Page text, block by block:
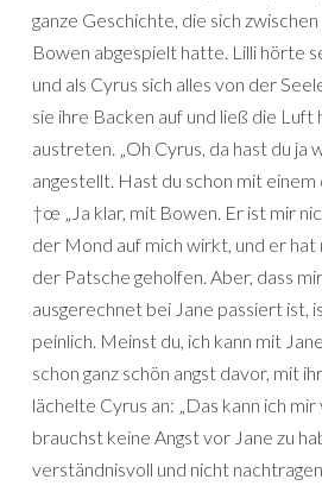
ganze Geschichte, die sich
Bowen abgespielt hatte. Lilli hörte
und als Cyrus sich alles von der
sie ihre Backen auf und ließ die
austreten. „Oh Cyrus, da hast du ja
angestellt. Hast du schon mit
†œ „Ja klar, mit Bowen. Er ist mir
der Mond auf mich wirkt, und er hat
der Patsche geholfen. Aber, dass
ausgerechnet bei Jane passiert ist,
peinlich. Meinst du, ich kann mit
schon ganz schön angst davor, mit
lächelte Cyrus an: „Das kann ich
brauchst keine Angst vor Jane zu
verständnisvoll und nicht